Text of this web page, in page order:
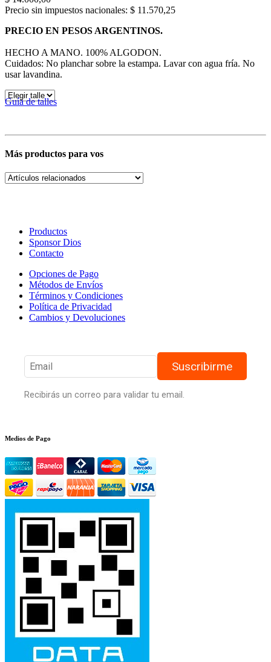
Precio sin impuestos nacionales: $ 11.570,25
PRECIO EN PESOS ARGENTINOS.
HECHO A MANO. 100% ALGODON.
Cuidados: No planchar sobre la estampa. Lavar con agua fría. No
usar lavandina.
Guía de talles
Más productos para vos
Productos
Sponsor Dios
Contacto
Opciones de Pago
Métodos de Envíos
Términos y Condiciones
Política de Privacidad
Cambios y Devoluciones
Suscribirme
Recibirás un correo para validar tu email.
Medios de Pago